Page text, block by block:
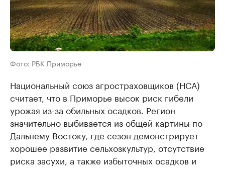
Фото: РБК Приморье
Национальный союз агростраховщиков (НСА)
считает, что в Приморье высок риск гибели
урожая из-за обильных осадков. Регион
значительно выбивается из общей картины по
Дальнему Востоку, где сезон демонстрирует
хорошее развитие сельхозкультур, отсутствие
риска засухи, а также избыточных осадков и